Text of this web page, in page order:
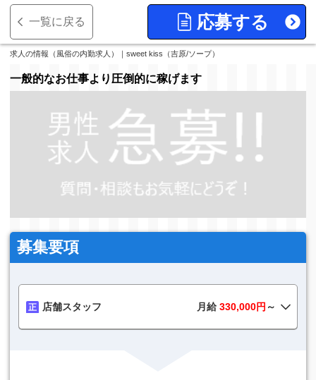
一覧に戻る 応募する
求人の情報（風俗の内勤求人）｜sweet kiss（吉原/ソープ）
一般的なお仕事より圧倒的に稼げます
募集要項
店舗スタッフ 月給 330,000円 ～